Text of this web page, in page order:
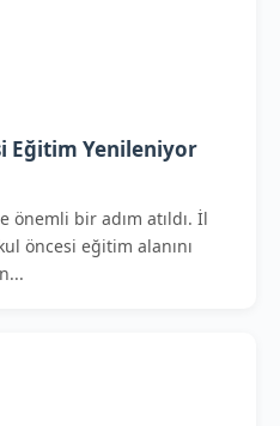
Eğitim Yenileniyor
bir adım atıldı. İl
öncesi eğitim alanını